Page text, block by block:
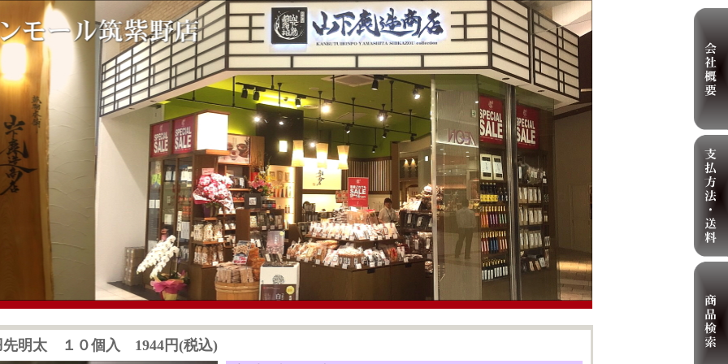
先明太 １０個入 1944円(税込)